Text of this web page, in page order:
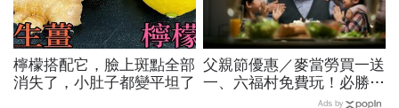
檸檬搭配它，臉上斑點全部
消失了，小肚子都變平坦了
父親節優惠／麥當勞買一送
一、六福村免費玩！必勝
客、肯德基、遊樂園…29
Ads by